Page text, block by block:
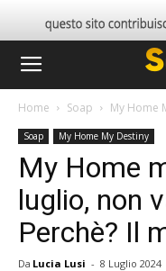
Home Soap My Home
Soap My Home My Destiny
My Home
luglio, non
Perchè? Il
Da Lucia Lusi - 8 Luglio 2024